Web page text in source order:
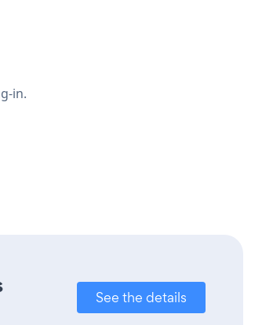
in.
See the details